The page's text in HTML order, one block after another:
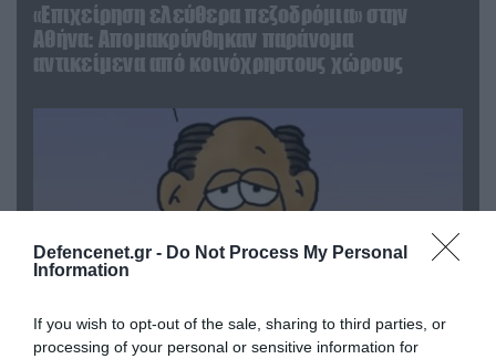
Defencenet.gr - Do Not Process My Personal
Information
If you wish to opt-out of the sale, sharing to third parties, or
processing of your personal or sensitive information for
«Επιχείρηση ελεύθερα πεζοδρόμια» στην
Αθήνα: Απομακρύνθηκαν παράνομα
αντικείμενα από κοινόχρηστους χώρους